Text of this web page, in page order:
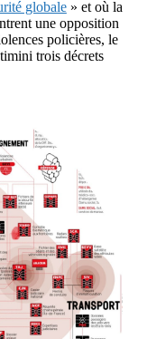
globale» et où la
une opposition
policières, le
trois décrets